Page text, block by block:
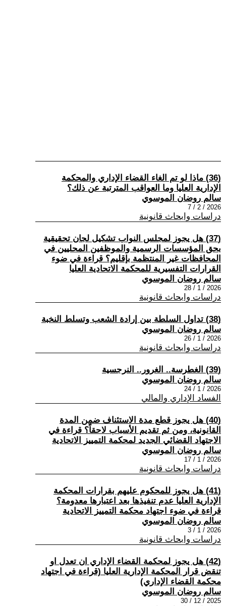
(36) ماذا لو تم الغاء القضاء الإداري والمحكمة
الإدارية العليا وما العواقب المترتبة عن ذلك؟
سالم روضان الموسوي
2026 / 2 / 7
دراسات وابحاث قانونية
(37) هل يجوز لمجلس النواب تشكيل لجان تحقيقية
بحق المؤسسات الرسمية والموظفين المحليين في
المحافظات غير المنتظمة بإقليم؟ قراءة في ضوء
القرارات التفسيرية للمحكمة الاتحادية العليا
سالم روضان الموسوي
2026 / 1 / 28
دراسات وابحاث قانونية
(38) تداول السلطة بين إرادة الشعب وتسلط النخبة
سالم روضان الموسوي
2026 / 1 / 26
دراسات وابحاث قانونية
(39) الغطرسة.. الغرور.. النرجسية
سالم روضان الموسوي
2026 / 1 / 24
الفساد الإداري والمالي
(40) هل يجوز قطع مدة الاستئناف ضمن المدة
القانونية، ومن ثم تقديم الأسباب لاحقاً؟ قراءة في
الاجتهاد القضائي الجديد لمحكمة التمييز الاتحادية
سالم روضان الموسوي
2026 / 1 / 17
دراسات وابحاث قانونية
(41) هل يجوز للمحكوم عليهم بقرارات المحكمة
الإدارية العليا عدم تنفيذها بعد اعتبارها معدومة؟
قراءة في ضوء اجتهاد محكمة التمييز الاتحادية
سالم روضان الموسوي
2026 / 1 / 3
دراسات وابحاث قانونية
(42) هل يجوز لمحكمة القضاء الإداري ان تعدل او
تنقض قرار المحكمة الإدارية العليا (قراءة في اجتهاد
محكمة القضاء الإداري)
سالم روضان الموسوي
2025 / 12 / 30